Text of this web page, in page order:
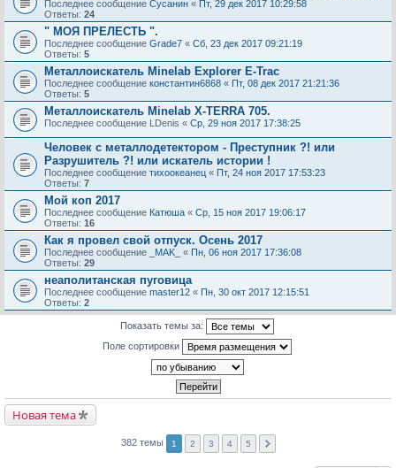
Последнее сообщение Сусанин « Пт, 29 дек 2017 10:29:58
Ответы: 24
" МОЯ ПРЕЛЕСТЬ ".
Последнее сообщение Grade7 « Сб, 23 дек 2017 09:21:19
Ответы: 5
Металлоискатель Minelab Explorer E-Trac
Последнее сообщение константин6868 « Пт, 08 дек 2017 21:21:36
Ответы: 5
Металлоискатель Minelab X-TERRA 705.
Последнее сообщение LDenis « Ср, 29 ноя 2017 17:38:25
Человек с металлодетектором - Преступник ?! или
Разрушитель ?! или искатель истории !
Последнее сообщение тихоокеанец « Пт, 24 ноя 2017 17:53:23
Ответы: 7
Мой коп 2017
Последнее сообщение Катюша « Ср, 15 ноя 2017 19:06:17
Ответы: 16
Как я провел свой отпуск. Осень 2017
Последнее сообщение _MAK_ « Пн, 06 ноя 2017 17:36:08
Ответы: 29
неаполитанская пуговица
Последнее сообщение master12 « Пн, 30 окт 2017 12:15:51
Ответы: 2
Показать темы за:
Поле сортировки
Новая тема
382 темы 1 2 3 4 5